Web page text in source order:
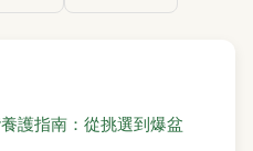
護指南：從挑選到爆盆